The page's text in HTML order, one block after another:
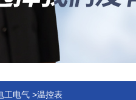
工电气 >温控表